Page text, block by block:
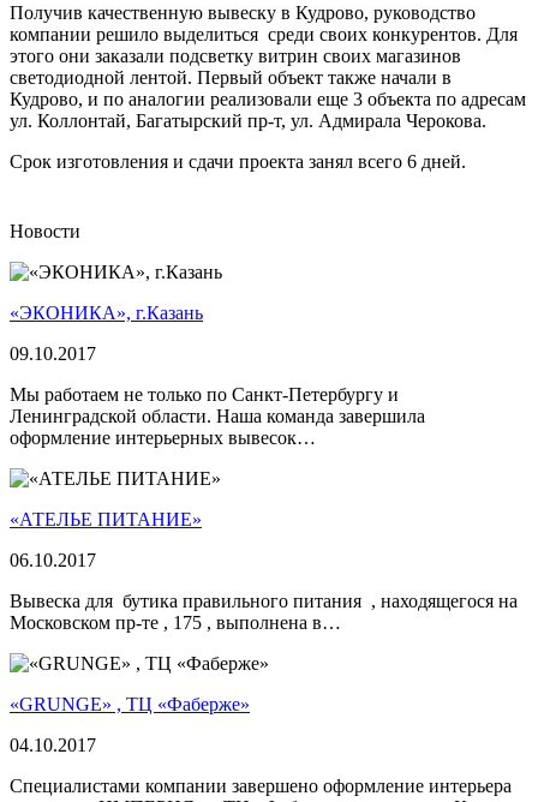
Получив качественную вывеску в Кудрово, руководство
компании решило выделиться среди своих конкурентов. Для
этого они заказали подсветку витрин своих магазинов
светодиодной лентой. Первый объект также начали в
Кудрово, и по аналогии реализовали еще 3 объекта по адресам
ул. Коллонтай, Багатырский пр-т, ул. Адмирала Черокова.
Срок изготовления и сдачи проекта занял всего 6 дней.
Новости
«ЭКОНИКА», г.Казань
09.10.2017
Мы работаем не только по Санкт-Петербургу и
Ленинградской области. Наша команда завершила
оформление интерьерных вывесок…
«АТЕЛЬЕ ПИТАНИЕ»
06.10.2017
Вывеска для бутика правильного питания , находящегося на
Московском пр-те , 175 , выполнена в…
«GRUNGE» , ТЦ «Фаберже»
04.10.2017
Специалистами компании завершено оформление интерьера